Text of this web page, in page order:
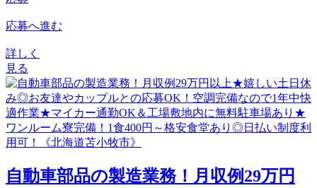
応募へ進む
詳しく
見る
自動車部品の製造業務！月収例29万円